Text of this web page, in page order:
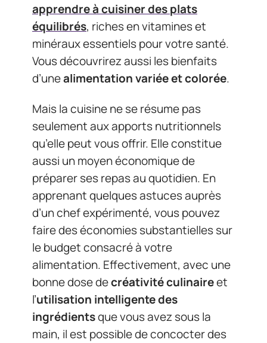
apprendre à cuisiner desplats
équilibrés, riches en vitamines et
minéraux essentiels pour votre santé.
Vous découvrirez aussi les bienfaits
d’unealimentation variée et colorée.
Mais la cuisine ne se résume pas
seulement aux apports nutritionnels
qu’elle peut vous offrir. Elle constitue
aussi un moyen économique de
préparer ses repas au quotidien. En
apprenant quelques astuces auprès
d’un chef expérimenté, vous pouvez
faire des économies substantielles sur
le budget consacré à votre
alimentation. Effectivement, avec une
bonne dose decréativité culinaireet
l’utilisation intelligente des
ingrédientsque vous avez sous la
main, il est possible de concocter des